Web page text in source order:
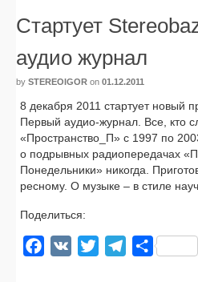
Стартует
аудио журнал
by STEREOIGOR on 01.12.2011
8 декаб­ря 2011 стар­ту­ет новый
Первый аудио-журнал. Все, кто
«Пространство_П» с 1997 по
о под­рыв­ных радио­пе­ре­да­чах
Понедельники» нико­гда.
рес­но­му. О музы­ке – в сти­ле
Поделиться:
Facebook
VK Twitter Telegram